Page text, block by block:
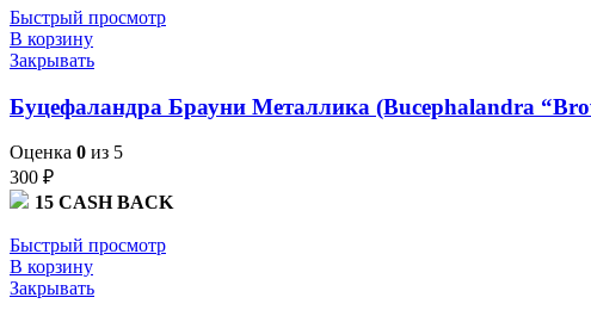
Быстрый просмотр
В корзину
Закрывать
Буцефаландра Брауни Металлика (Bucephalandra
Оценка 0 из 5
300 ₽
15 CASH BACK
Быстрый просмотр
В корзину
Закрывать